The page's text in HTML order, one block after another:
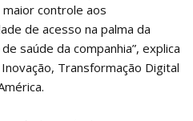
controle aos
de acesso na palma da
saúde da companhia”, explica
Transformação Digital